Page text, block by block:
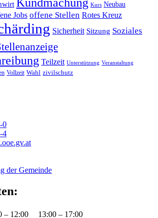
Kurs Neubau
Jobs offene Stellen Rotes Kreuz
Sicherheit Sitzung Soziales
Teilzeit Unterstützung Veranstaltung
Vollzeit Wahl zivilschutz
0
4
der Gemeinde
– 12:00 13:00 – 17:00